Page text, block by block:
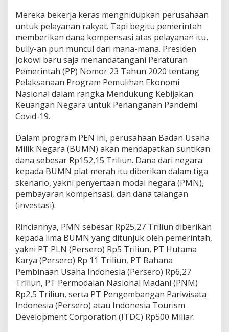
Mereka bekerja keras menghidupkan perusahaan
untuk pelayanan rakyat. Tapi begitu pemerintah
memberikan dana kompensasi atas pelayanan itu,
bully-an pun muncul dari mana-mana. Presiden
Jokowi baru saja menandatangani Peraturan
Pemerintah (PP) Nomor 23 Tahun 2020 tentang
Pelaksanaan Program Pemulihan Ekonomi
Nasional dalam rangka Mendukung Kebijakan
Keuangan Negara untuk Penanganan Pandemi
Covid-19.
Dalam program PEN ini, perusahaan Badan Usaha
Milik Negara (BUMN) akan mendapatkan suntikan
dana sebesar Rp152,15 Triliun. Dana dari negara
kepada BUMN plat merah itu diberikan dalam tiga
skenario, yakni penyertaan modal negara (PMN),
pembayaran kompensasi, dan dana talangan
(investasi).
Rinciannya, PMN sebesar Rp25,27 Triliun diberikan
kepada lima BUMN yang ditunjuk oleh pemerintah,
yakni PT PLN (Persero) Rp5 Triliun, PT Hutama
Karya (Persero) Rp 11 Triliun, PT Bahana
Pembinaan Usaha Indonesia (Persero) Rp6,27
Triliun, PT Permodalan Nasional Madani (PNM)
Rp2,5 Triliun, serta PT Pengembangan Pariwisata
Indonesia (Persero) atau Indonesia Tourism
Development Corporation (ITDC) Rp500 Miliar.